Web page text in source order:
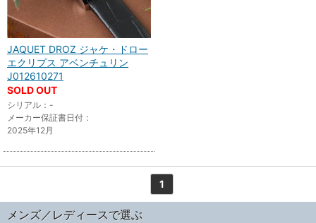
JAQUET DROZ ジャケ・ドロー
エクリプス アベンチュリン
J012610271
SOLD OUT
シリアル：-
メーカー保証書日付：
2025年12月
1
メンズ／レディースで選ぶ